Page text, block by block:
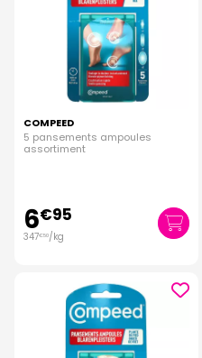
COMPEED
5 pansements ampoules
assortiment
6€95
347€50/kg